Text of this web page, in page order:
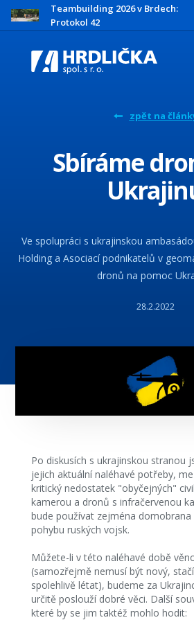
Teambuilding 2026 v Brdech:
Protokol 42
zpět na
Sbíráme
Ve spolupráci s ukrajinskou
Holding a Asociací podnikatelů v
dronů na pomoc
28.2.2022
Po diskusích s ukrajinskou stranou
jejich aktuální naléhavé potřeby,
kritický nedostatek "obyčejných"
kamerou a dronů s infračervenou
bude používat zejména
pohybu ruských vojsk.
Můžete-li v této naléhavé době
(samozřejmě nemusí být nový,
spolehlivě létat), budeme za
určitě poslouží dobré věci. Další
které by se jim taktéž mohlo hodit: